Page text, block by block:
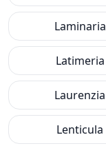
Laminaria
Latimeria
Laurenzia
Lenticula